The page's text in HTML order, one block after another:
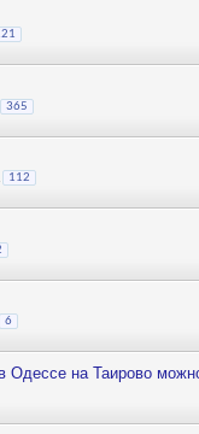
365
112
6
на Таирово